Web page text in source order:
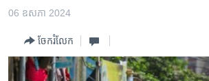
ព័ត៌មាន​​
រំលង​
និង​
ព្រឹត្តិការណ៍ព័ត៌មាន
ទូរទស្សន៍ / វីដេអូ​
06 ឧសភា 2024
ចែករំលែក